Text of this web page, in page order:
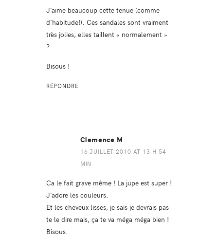
J’aime beaucoup cette tenue (comme
d’habitude!). Ces sandales sont vraiment
très jolies, elles taillent « normalement »
?
Bisous !
RÉPONDRE
Clemence M
16 JUILLET 2010 AT 13 H 54
MIN
Ca le fait grave même ! La jupe est super !
J’adore les couleurs.
Et les cheveux lisses, je sais je devrais pas
te le dire mais, ça te va méga méga bien !
Bisous.